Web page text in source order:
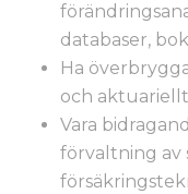
databaser,
Ha
och
Vara
förvaltning av